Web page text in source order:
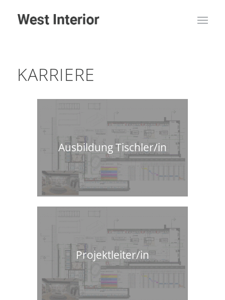
KARRIERE
Ausbildung Tischler/in
Projektleiter/in